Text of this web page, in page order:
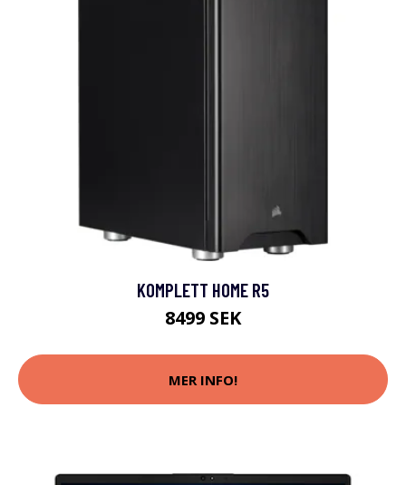
KOMPLETT HOME R5
8499 SEK
MER INFO!